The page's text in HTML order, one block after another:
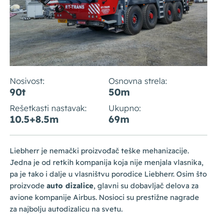
Nosivost:
90t
Osnovna strela:
50m
Rešetkasti nastavak:
10.5+8.5m
Ukupno:
69m
Liebherr je nemački proizvođač teške mehanizacije.
Jedna je od retkih kompanija koja nije menjala vlasnika,
pa je tako i dalje u vlasništvu porodice Liebherr. Osim što
proizvode auto dizalice, glavni su dobavljač delova za
avione kompanije Airbus. Nosioci su prestižne nagrade
za najbolju autodizalicu na svetu.